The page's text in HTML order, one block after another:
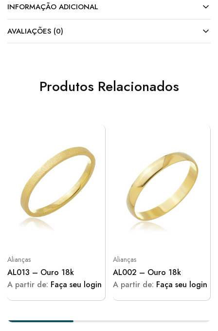
INFORMAÇÃO ADICIONAL
AVALIAÇÕES (0)
Produtos Relacionados
Alianças
AL013 – Ouro 18k
A partir de: Faça seu login
Alianças
AL002 – Ouro 18k
A partir de: Faça seu login